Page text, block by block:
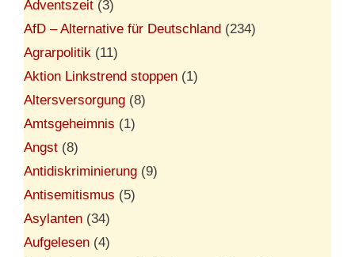
Adventszeit (3)
AfD – Alternative für Deutschland (234)
Agrarpolitik (11)
Aktion Linkstrend stoppen (1)
Altersversorgung (8)
Amtsgeheimnis (1)
Angst (8)
Antidiskriminierung (9)
Antisemitismus (5)
Asylanten (34)
Aufgelesen (4)